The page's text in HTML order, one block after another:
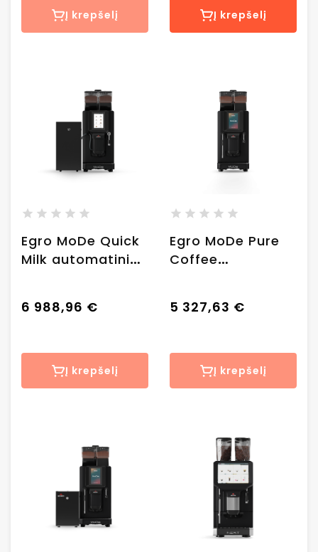
Į krepšelį Į krepšelį
Egro MoDe Quick
Milk automatinis
6 988,96 €
Į krepšelį
Egro MoDe Pure
Coffee
5 327,63 €
Į krepšelį